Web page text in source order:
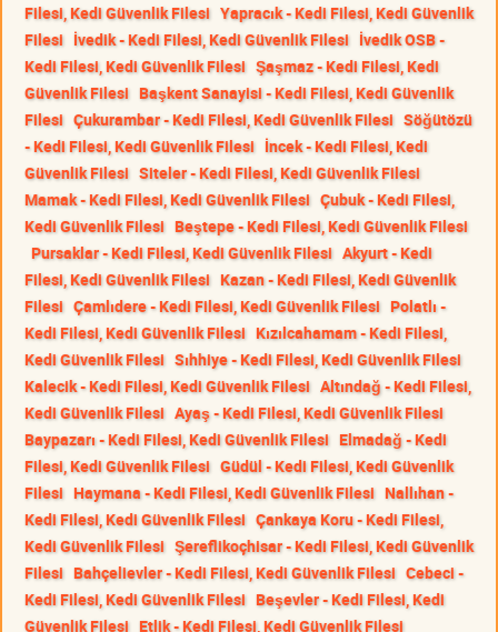
Filesi, Kedi Güvenlik Filesi Yapracık - Kedi Filesi, Kedi Güvenlik
Filesi İvedik - Kedi Filesi, Kedi Güvenlik Filesi İvedik OSB -
Kedi Filesi, Kedi Güvenlik Filesi Şaşmaz - Kedi Filesi, Kedi
Güvenlik Filesi Başkent Sanayisi - Kedi Filesi, Kedi Güvenlik
Filesi Çukurambar - Kedi Filesi, Kedi Güvenlik Filesi Söğütözü
- Kedi Filesi, Kedi Güvenlik Filesi İncek - Kedi Filesi, Kedi
Güvenlik Filesi Siteler - Kedi Filesi, Kedi Güvenlik Filesi
Mamak - Kedi Filesi, Kedi Güvenlik Filesi Çubuk - Kedi Filesi,
Kedi Güvenlik Filesi Beştepe - Kedi Filesi, Kedi Güvenlik Filesi
Pursaklar - Kedi Filesi, Kedi Güvenlik Filesi Akyurt - Kedi
Filesi, Kedi Güvenlik Filesi Kazan - Kedi Filesi, Kedi Güvenlik
Filesi Çamlıdere - Kedi Filesi, Kedi Güvenlik Filesi Polatlı -
Kedi Filesi, Kedi Güvenlik Filesi Kızılcahamam - Kedi Filesi,
Kedi Güvenlik Filesi Sıhhiye - Kedi Filesi, Kedi Güvenlik Filesi
Kalecik - Kedi Filesi, Kedi Güvenlik Filesi Altındağ - Kedi Filesi,
Kedi Güvenlik Filesi Ayaş - Kedi Filesi, Kedi Güvenlik Filesi
Baypazarı - Kedi Filesi, Kedi Güvenlik Filesi Elmadağ - Kedi
Filesi, Kedi Güvenlik Filesi Güdül - Kedi Filesi, Kedi Güvenlik
Filesi Haymana - Kedi Filesi, Kedi Güvenlik Filesi Nallıhan -
Kedi Filesi, Kedi Güvenlik Filesi Çankaya Koru - Kedi Filesi,
Kedi Güvenlik Filesi Şereflikoçhisar - Kedi Filesi, Kedi Güvenlik
Filesi Bahçelievler - Kedi Filesi, Kedi Güvenlik Filesi Cebeci -
Kedi Filesi, Kedi Güvenlik Filesi Beşevler - Kedi Filesi, Kedi
Güvenlik Filesi Etlik - Kedi Filesi, Kedi Güvenlik Filesi